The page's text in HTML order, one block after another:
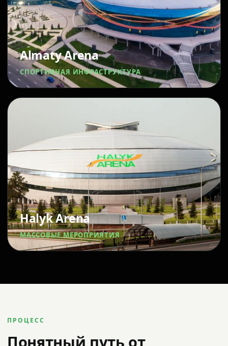
Almaty Arena
СПОРТИВНАЯ ИНФРАСТРУКТУРА
Halyk Arena
МАССОВЫЕ МЕРОПРИЯТИЯ
ПРОЦЕСС
Понятный путь от